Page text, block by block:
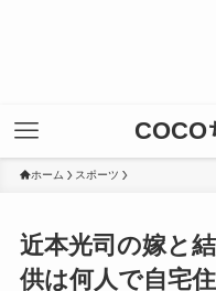
ホーム スポーツ
近本光司の嫁と
供は何人で自宅